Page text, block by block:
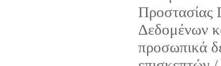
Προστασίας
Δεδομένων
προσωπικά